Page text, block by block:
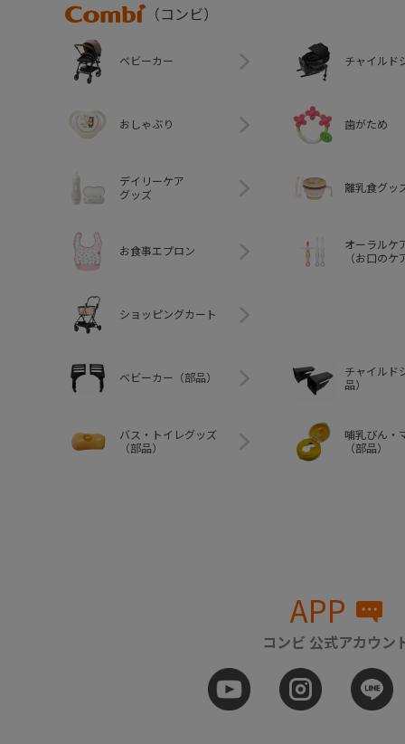
Combi
（コンビ）
ベビーカー チャイルド
おしゃぶり 歯がため
デイリーケア
グッズ
離乳食グッ
お食事エプロン
オーラルケ
（お口のケ
ショッピングカート
ベビーカー（部品）
チャイルド
品）
バス・トイレグッズ
（部品）
哺乳びん・
（部品）
APP
コンビ 公式アカウン